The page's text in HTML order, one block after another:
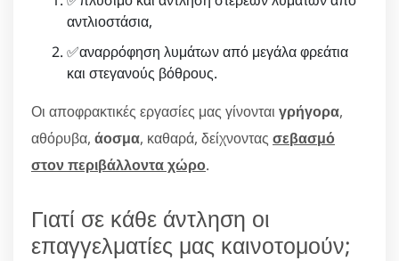
αντλιοστάσια,
✅αναρρόφηση λυμάτων από μεγάλα φρεάτια
και στεγανούς βόθρους.
Οι αποφρακτικές εργασίες μας γίνονται γρήγορα,
αθόρυβα, άοσμα, καθαρά, δείχνοντας σεβασμό
στον περιβάλλοντα χώρο.
Γιατί σε κάθε άντληση οι
επαγγελματίες μας καινοτομούν;